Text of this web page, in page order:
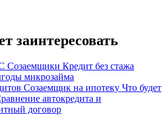
заинтересовать
Созаемщики Кредит без стажа
микрозайма
Созаемщик на ипотеку Что будет
автокредита и
договор